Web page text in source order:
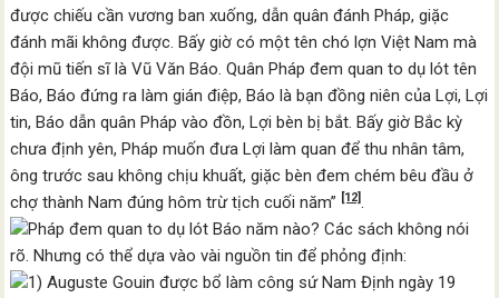
được chiếu cần vương ban xuống, dẫn quân đánh Pháp, giặc
đánh mãi không được. Bấy giờ có một tên chó lợn Việt Nam mà
đội mũ tiến sĩ là Vũ Văn Báo. Quân Pháp đem quan to dụ lót tên
Báo, Báo đứng ra làm gián điệp, Báo là bạn đồng niên của Lợi, Lợi
tin, Báo dẫn quân Pháp vào đồn, Lợi bèn bị bắt. Bấy giờ Bắc kỳ
chưa định yên, Pháp muốn đưa Lợi làm quan để thu nhân tâm,
ông trước sau không chịu khuất, giặc bèn đem chém bêu đầu ở
chợ thành Nam đúng hôm trừ tịch cuối năm”
[12].
Pháp đem quan to dụ lót Báo năm nào? Các sách không nói
rõ. Nhưng có thể dựa vào vài nguồn tin để phỏng định:
1) Auguste Gouin được bổ làm công sứ Nam Định ngày 19